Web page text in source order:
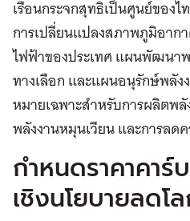
เรือนกระจกสุทธิเป็นศูนย์ของ
การเปลี่ยนแปลงสภาพภูมิอา
ไฟฟ้าของประเทศ แผนพัฒนา
ทางเลือก และแผนอนุรักษ์พลัง
หมายเฉพาะสำหรับการผลิตพลั
พลังงานหมุนเวียน และการลด
กำหนดราคาคาร์
เชิงนโยบายลดโ